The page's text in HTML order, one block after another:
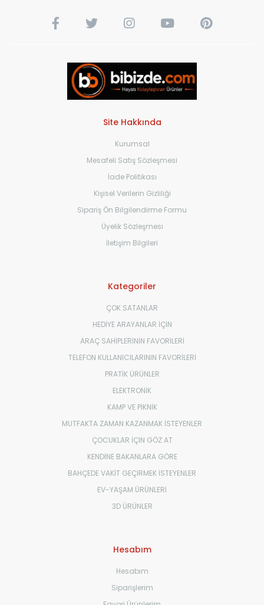
Site Hakkında
Kurumsal
Mesafeli Satış Sözleşmesi
İade Politikası
Kişisel Verilerin Gizliliği
Sipariş Ön Bilgilendirme Formu
Üyelik Sözleşmesi
İletişim Bilgileri
Kategoriler
ÇOK SATANLAR
HEDİYE ARAYANLAR İÇİN
ARAÇ SAHİPLERİNİN FAVORİLERİ
TELEFON KULLANICILARININ FAVORİLERİ
PRATİK ÜRÜNLER
ELEKTRONİK
KAMP VE PİKNİK
MUTFAKTA ZAMAN KAZANMAK İSTEYENLER
ÇOCUKLAR İÇİN GÖZ AT
KENDİNE BAKANLARA GÖRE
BAHÇEDE VAKİT GEÇİRMEK İSTEYENLER
EV-YAŞAM ÜRÜNLERİ
3D ÜRÜNLER
Hesabım
Hesabım
Siparişlerim